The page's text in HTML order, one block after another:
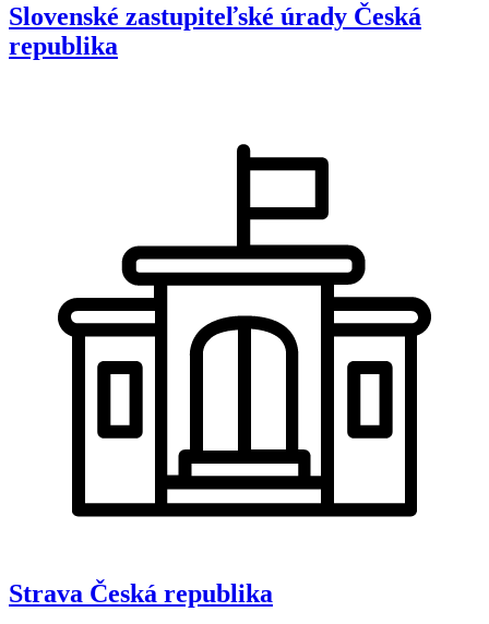
Slovenské zastupiteľské úrady Česká
republika
Strava Česká republika